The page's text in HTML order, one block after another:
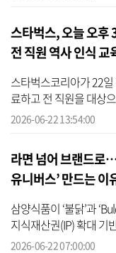
스타벅스, 오늘 오
전 직원 역사 인식 교
스타벅스코리아가 22
료하고 전 직원을 대상
진 ‘5·18 탱크데이’ 마
2026-06-22 13:54:00
라면 넘어 브랜드로
유니버스’ 만드는 이
삼양식품이 ‘불닭’과
지식재산권(IP) 확대 기
·콘텐츠·굿즈 사업까지
2026-06-22 07:00:00